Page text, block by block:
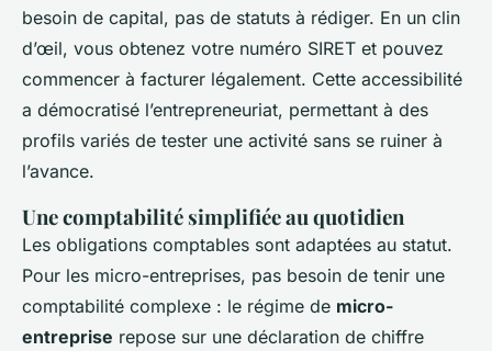
besoin de capital, pas de statuts à rédiger. En un clin
d’œil, vous obtenez votre numéro SIRET et pouvez
commencer à facturer légalement. Cette accessibilité
a démocratisé l’entrepreneuriat, permettant à des
profils variés de tester une activité sans se ruiner à
l’avance.
Une comptabilité simplifiée au quotidien
Les obligations comptables sont adaptées au statut.
Pour les micro-entreprises, pas besoin de tenir une
comptabilité complexe : le régime de micro-
entreprise repose sur une déclaration de chiffre